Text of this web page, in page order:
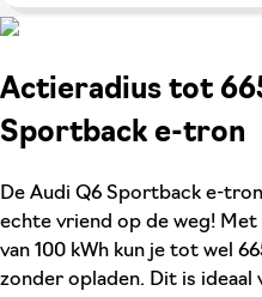
Actieradius tot
Sportback e-tron
De Audi Q6 Sportback e-
echte vriend op de weg!
van 100 kWh kun je tot wel
zonder opladen. Dit is